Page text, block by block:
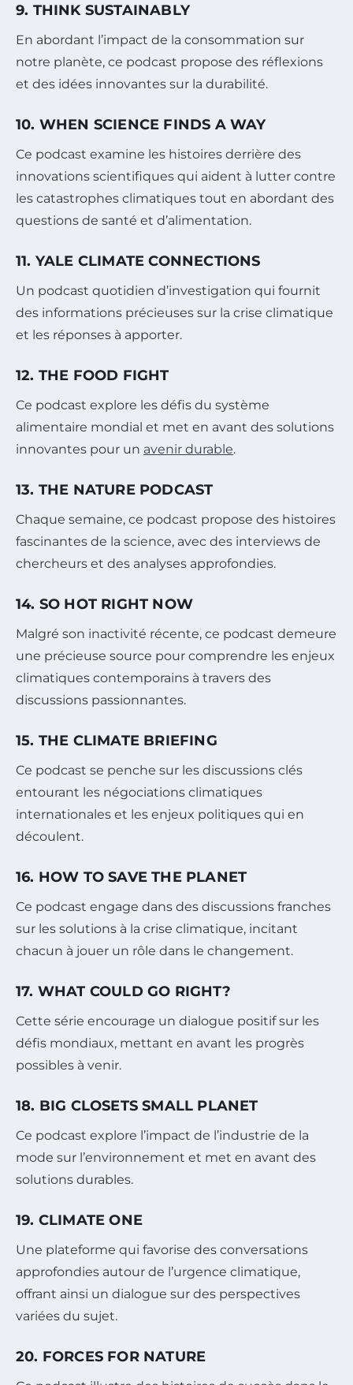
9. THINK SUSTAINABLY
En abordant l’impact de la consommation sur
notre planète, ce podcast propose des réflexions
et des idées innovantes sur la durabilité.
10. WHEN SCIENCE FINDS A WAY
Ce podcast examine les histoires derrière des
innovations scientifiques qui aident à lutter contre
les catastrophes climatiques tout en abordant des
questions de santé et d’alimentation.
11. YALE CLIMATE CONNECTIONS
Un podcast quotidien d’investigation qui fournit
des informations précieuses sur la crise climatique
et les réponses à apporter.
12. THE FOOD FIGHT
Ce podcast explore les défis du système
alimentaire mondial et met en avant des solutions
innovantes pour un avenir durable.
13. THE NATURE PODCAST
Chaque semaine, ce podcast propose des histoires
fascinantes de la science, avec des interviews de
chercheurs et des analyses approfondies.
14. SO HOT RIGHT NOW
Malgré son inactivité récente, ce podcast demeure
une précieuse source pour comprendre les enjeux
climatiques contemporains à travers des
discussions passionnantes.
15. THE CLIMATE BRIEFING
Ce podcast se penche sur les discussions clés
entourant les négociations climatiques
internationales et les enjeux politiques qui en
découlent.
16. HOW TO SAVE THE PLANET
Ce podcast engage dans des discussions franches
sur les solutions à la crise climatique, incitant
chacun à jouer un rôle dans le changement.
17. WHAT COULD GO RIGHT?
Cette série encourage un dialogue positif sur les
défis mondiaux, mettant en avant les progrès
possibles à venir.
18. BIG CLOSETS SMALL PLANET
Ce podcast explore l’impact de l’industrie de la
mode sur l’environnement et met en avant des
solutions durables.
19. CLIMATE ONE
Une plateforme qui favorise des conversations
approfondies autour de l’urgence climatique,
offrant ainsi un dialogue sur des perspectives
variées du sujet.
20. FORCES FOR NATURE